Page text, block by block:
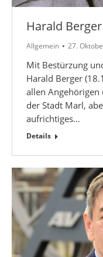
Harald
Allgemein 27.
Mit Bestürzung
Harald Berger
allen
der Stadt Marl,
aufrichtiges…
Details